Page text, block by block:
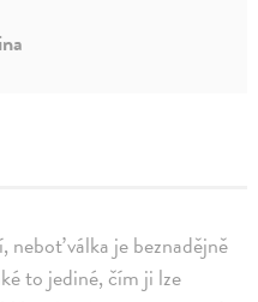
neboť válka je beznadějně
to jediné, čím ji lze